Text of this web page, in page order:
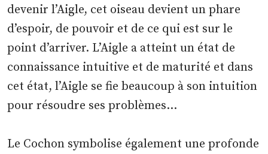
devenir l’Aigle, cet oiseau devient un phare
d’espoir, de pouvoir et de ce qui est sur le
point d’arriver. L’Aigle a atteint un état de
connaissance intuitive et de maturité et dans
cet état, l’Aigle se fie beaucoup à son intuition
pour résoudre ses problèmes…
Le Cochon symbolise également une profonde